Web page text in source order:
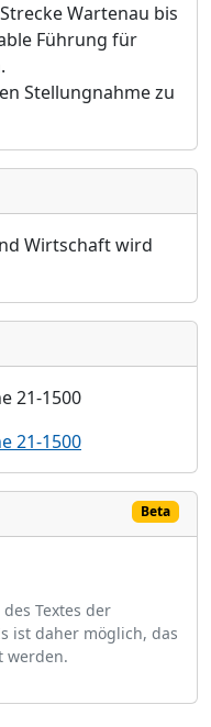
Wartenau bis
Führung für
Stellungnahme zu
Wirtschaftwird
21-1500
21-1500
Beta
Textes der
ist daher möglich, das
werden.